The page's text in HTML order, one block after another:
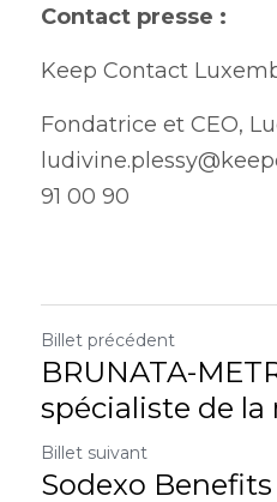
Contact presse :
Keep Contact
Fondatrice et CEO,
91 00 90
Billet précédent
BRUNATA-
spécialiste de la
Billet suivant
Sodexo